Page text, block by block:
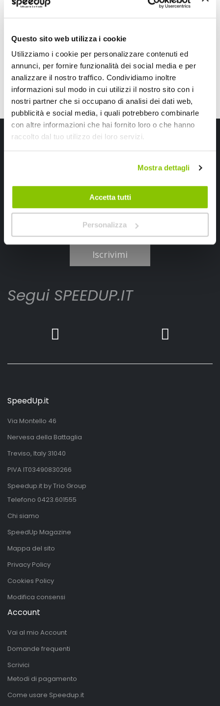
Questo sito web utilizza i cookie
Utilizziamo i cookie per personalizzare contenuti ed
annunci, per fornire funzionalità dei social media e per
analizzare il nostro traffico. Condividiamo inoltre
informazioni sul modo in cui utilizzi il nostro sito con i
nostri partner che si occupano di analisi dei dati web,
pubblicità e social media, i quali potrebbero combinarle
con altre informazioni che hai fornito loro o che hanno
raccolto dal tuo utilizzo dei loro servizi.
Mostra dettagli
Accetta tutti
Personalizza
30x16cm
Prezzo
speciale
29,70 € -54%
CONSEGNA IN 48H
Iscriviti alla newsletter Speedup
Iscrivimi
Segui SPEEDUP.IT
SpeedUp.it
Via Montello 46
Nervesa della Battaglia
Treviso, Italy 31040
PIVA IT03490830266
Speedup.it by Trio Group
Telefono 0423.601555
Chi siamo
SpeedUp Magazine
Mappa del sito
Privacy Policy
Cookies Policy
Modifica consensi
Account
Vai al mio Account
Domande frequenti
Scrivici
Metodi di pagamento
Come usare Speedup.it